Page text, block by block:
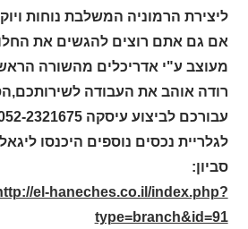
ליצירת הרמוניה המשלבת נוחות
אם גם אתם רוצים להגשים את
מעוצב ע"י אדריכלים מהשורה
רודה אוהב את העבודה
עבורכם לביצוע עיסקה 052-2321675
לגלריית נכסים נוספים היכנסו
סביון:
el-haneches.co.il/index.php?
type=branch&id=91